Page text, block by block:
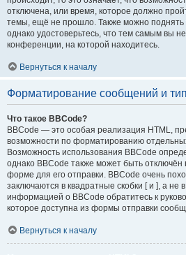
отключена, или время, которое должно
темы, ещё не прошло. Также можно поднять
однако удостоверьтесь, что тем самым вы
конференции, на которой находитесь.
Вернуться к началу
Форматирование сообщений и
Что такое BBCode?
BBCode — это особая реализация HTML,
возможности по форматированию
Возможность использования BBCode
однако BBCode также может быть
форме для его отправки. BBCode очень
заключаются в квадратные скобки [ и ], а не
информацией о BBCode обратитесь к
которое доступна из формы отправки
Вернуться к началу